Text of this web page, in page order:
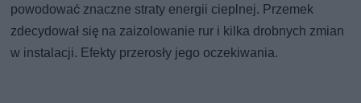
powodować znaczne straty energii cieplnej. Przemek
zdecydował się na zaizolowanie rur i kilka drobnych zmian
w instalacji. Efekty przerosły jego oczekiwania.